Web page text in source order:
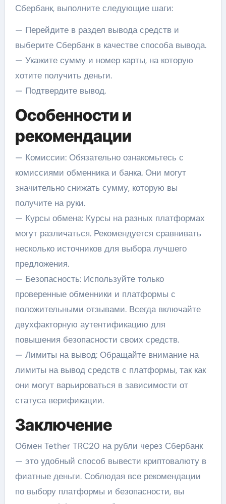
Сбербанк, выполните следующие шаги:
— Перейдите в раздел вывода средств и
выберите Сбербанк в качестве способа вывода.
— Укажите сумму и номер карты, на которую
хотите получить деньги.
— Подтвердите вывод.
Особенности и
рекомендации
— Комиссии: Обязательно ознакомьтесь с
комиссиями обменника и банка. Они могут
значительно снижать сумму, которую вы
получите на руки.
— Курсы обмена: Курсы на разных платформах
могут различаться. Рекомендуется сравнивать
несколько источников для выбора лучшего
предложения.
— Безопасность: Используйте только
проверенные обменники и платформы с
положительными отзывами. Всегда включайте
двухфакторную аутентификацию для
повышения безопасности своих средств.
— Лимиты на вывод: Обращайте внимание на
лимиты на вывод средств с платформы, так как
они могут варьироваться в зависимости от
статуса верификации.
Заключение
Обмен Tether TRC20 на рубли через Сбербанк
— это удобный способ вывести криптовалюту в
фиатные деньги. Соблюдая все рекомендации
по выбору платформы и безопасности, вы